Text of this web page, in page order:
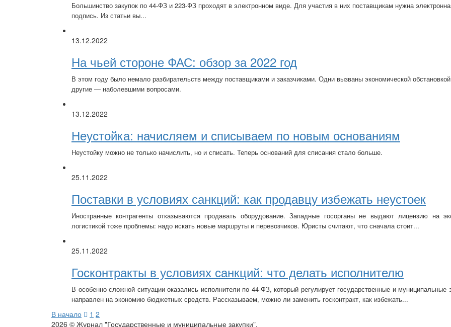
Большинство закупок по 44-ФЗ и 223-ФЗ проходят в электронном виде. Для участия в них поставщикам нужна
подпись. Из статьи вы...
13.12.2022
На чьей стороне ФАС: обзор за 2022 год
В этом году было немало разбирательств между поставщиками и заказчиками. Одни вызваны экономической
другие — наболевшими вопросами.
13.12.2022
Неустойка: начисляем и списываем по новым основаниям
Неустойку можно не только начислить, но и списать. Теперь оснований для списания стало больше.
25.11.2022
Поставки в условиях санкций: как продавцу избежать неустоек
Иностранные контрагенты отказываются продавать оборудование. Западные госорганы не выдают лицензию на
логистикой тоже проблемы: надо искать новые маршруты и перевозчиков. Юристы считают, что сначала стоит...
25.11.2022
Госконтракты в условиях санкций: что делать исполнителю
В особенно сложной ситуации оказались исполнители по 44-ФЗ, который регулирует государственные и муниципальные
направлен на экономию бюджетных средств. Рассказываем, можно ли заменить госконтракт, как избежать...
В начало 1 2
2026 © Журнал "Государственные и муниципальные закупки".